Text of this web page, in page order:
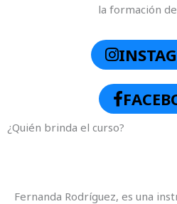
la formación
¿Quién brinda el curso?
Fernanda Rodríguez, es una